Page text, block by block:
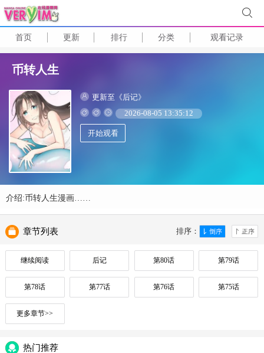
首页 更新 排行 分类 观看记录
币转人生
更新至《后记》
2026-08-05 13:35:12
开始观看
介绍:币转人生漫画……
排序：
章节列表
继续阅读 后记 第80话 第79话
第78话 第77话 第76话 第75话
更多章节>>
热门推荐